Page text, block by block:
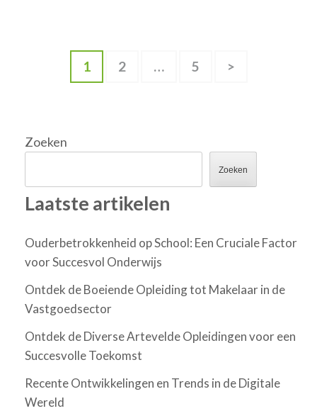
BerichtenPagina
1 Pagina
2 … Pagina
5 >
Zoeken
Zoeken
Laatste artikelen
Ouderbetrokkenheid op School: Een Cruciale Factor
voor Succesvol Onderwijs
Ontdek de Boeiende Opleiding tot Makelaar in de
Vastgoedsector
Ontdek de Diverse Artevelde Opleidingen voor een
Succesvolle Toekomst
Recente Ontwikkelingen en Trends in de Digitale
Wereld